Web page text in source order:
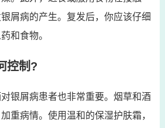
屑病的产生。复发后，你应该仔细
和食物。
控制?
银屑病患者也非常重要。烟草和酒
重病情。使用温和的保湿护肤霜，